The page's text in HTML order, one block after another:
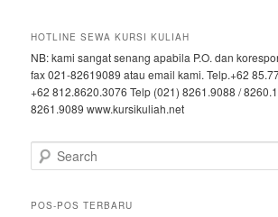
HOTLINE SEWA KURSI KULIAH
NB: kami sangat senang apabila P.O. dan
fax 021-82619089 atau email kami. Telp.+62
+62 812.8620.3076 Telp (021) 8261.9088 /
8261.9089 www.kursikuliah.net
Search
POS-POS TERBARU